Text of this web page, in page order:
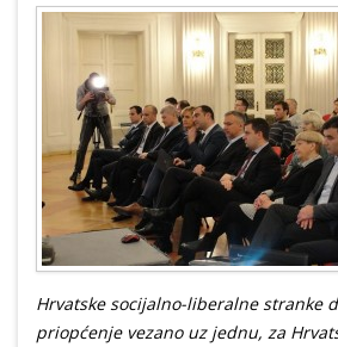
Hrvatske socijalno-liberalne stranke
priopćenje vezano uz jednu, za